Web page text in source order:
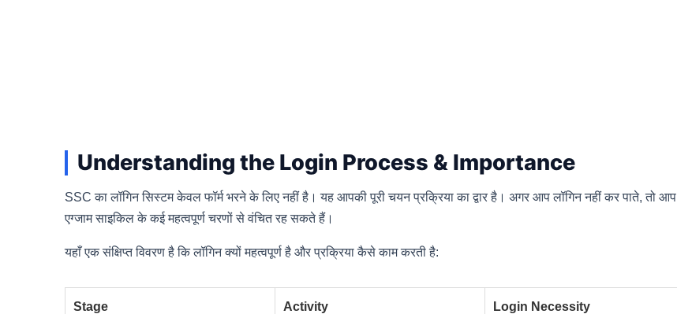
Understanding the Login Process & Importance
SSC का लॉगिन सिस्टम केवल फॉर्म भरने के लिए नहीं है। यह आपकी पूरी चयन प्रक्रिया का द्वार है। अगर आप लॉगिन नहीं कर पाते, तो आप
एग्जाम साइकिल के कई महत्वपूर्ण चरणों से वंचित रह सकते हैं।
यहाँ एक संक्षिप्त विवरण है कि लॉगिन क्यों महत्वपूर्ण है और प्रक्रिया कैसे काम करती है:
Stage Activity Login Necessity